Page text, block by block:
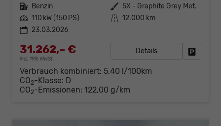
Kraftstoff Benzin Außenfarbe 5X - Graphite Grey Met.
Leistung 110 kW (150 PS) Kilometerstand 12.000 km
23.03.2026
31.262,– €
incl. 19% MwSt.
Details
Verbrauch kombiniert: 5,40 l/100km
CO2-Klasse: D
CO2-Emissionen: 122,00 g/km